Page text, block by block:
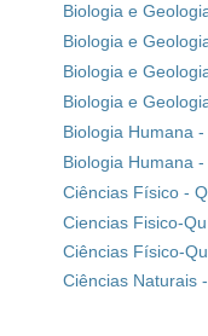
Biologia e
Biologia e
Biologia e
Biologia e
Biologia Humana
Biologia Humana
Ciências Físico -
Ciencias Fisico-
Ciências Físico-
Ciências Naturais